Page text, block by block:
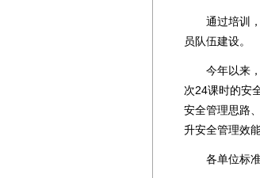
通过培训，
员队伍建设。
今年以来，
次24课时的安
安全管理思路
升安全管理效能
各单位标准